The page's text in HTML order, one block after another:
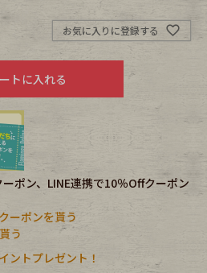
セサリーから探す
Stall・Scarf
Shoes
antique goods
vintage bicycle
お気に入りに登録する
トに入れる
ポン、LINE連携で10％Offクーポン
ーポンを貰う
う
ントプレゼント！